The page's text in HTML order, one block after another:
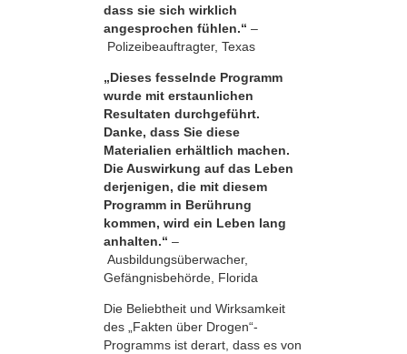
dass sie sich wirklich
angesprochen fühlen.“ –
Polizeibeauftragter, Texas
„Dieses fesselnde Programm
wurde mit erstaunlichen
Resultaten durchgeführt.
Danke, dass Sie diese
Materialien erhältlich machen.
Die Auswirkung auf das Leben
derjenigen, die mit diesem
Programm in Berührung
kommen, wird ein Leben lang
anhalten.“ –
Ausbildungsüberwacher,
Gefängnisbehörde, Florida
Die Beliebtheit und Wirksamkeit
des „Fakten über Drogen“-
Programms ist derart, dass es von